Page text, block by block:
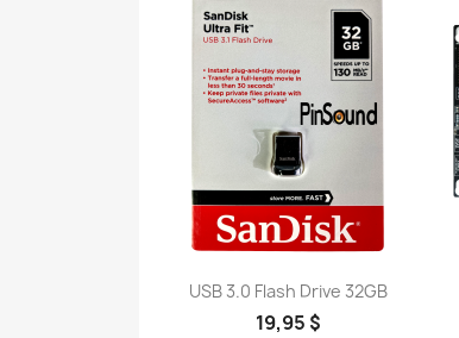
USB 3.0 Flash Drive 32GB
19,95 $